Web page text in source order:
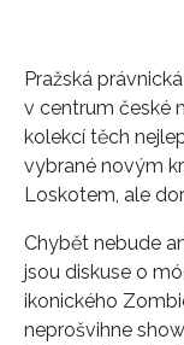
Pražská
v centrum české
kolekcí těch
vybrané novým
Loskotem, ale
Chybět nebude
jsou diskuse o
ikonického
neprošvihne